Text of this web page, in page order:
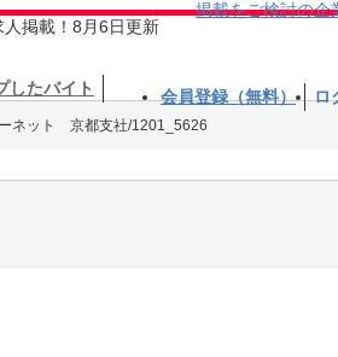
人掲載！8月6日更新
掲載をご検討の企
したバイト 会員登録（無料） ロ
ネット 京都支社/1201_5626